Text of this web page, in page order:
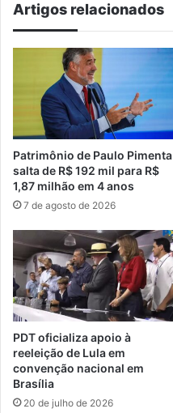
Artigos relacionados
Patrimônio de Paulo Pimenta
salta de R$ 192 mil para R$
1,87 milhão em 4 anos
7 de agosto de 2026
PDT oficializa apoio à
reeleição de Lula em
convenção nacional em
Brasília
20 de julho de 2026